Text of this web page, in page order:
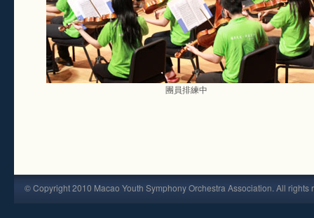
團員排練中
© Copyright 2010 Macao Youth Symphony Orchestra Association. All rights